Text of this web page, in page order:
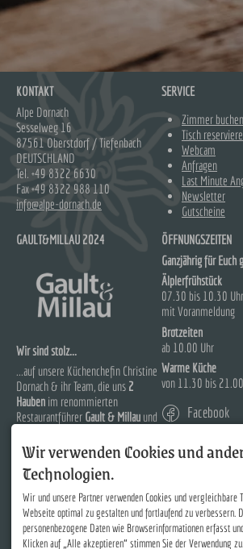
KONTAKT
Alpe Dornach
Sesselweg 16
87561 Oberstdorf / Tiefenbach
DEUTSCHLAND
Tel. +49 8322 6630
Fax +49 8322 988 110
info@alpe-dornach.de
SERVICE
Zimmer buchen
Tisch
Webcam
Anfragen
Last Minute
Newsletter
Gutscheine
GAULT&MILLAU 2024
Wir sind stolz...
...auf unsere Küchenchefin Christine
Dornach & ihr Team, die uns 2
Hauben im renommierten
Restaurantführer Gault & Millau und
haben!
ÖFFNUNGSZEITEN
Ganzjährig für Euch
Älplerfrühstück
07.30 bis 10.30 Uhr
mit Voranmeldung
Brotzeiten
ab 10.00 Uhr
Warme Küche
von 11.30 bis
Facebook
Wir verwenden Cookies und
Technologien.
Wir und unsere Partner verwenden Cookies und vergleichbare
Webseite optimal zu gestalten und fortlaufend zu verbessern.
personenbezogene Daten wie Browserinformationen erfasst
Klicken auf „Alle akzeptieren“ stimmen Sie der Verwendung